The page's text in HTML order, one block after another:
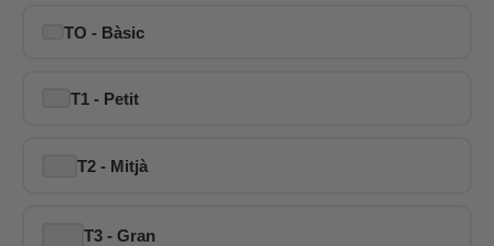
TO - Bàsic
T1 - Petit
T2 - Mitjà
T3 - Gran